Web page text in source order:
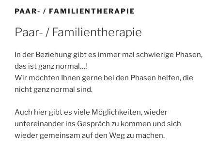
PAAR- / FAMILIENTHERAPIE
Paar- / Familientherapie
In der Beziehung gibt es immer mal schwierige Phasen,
das ist ganz normal…!
Wir möchten Ihnen gerne bei den Phasen helfen, die
nicht ganz normal sind.
Auch hier gibt es viele Möglichkeiten, wieder
untereinander ins Gespräch zu kommen und sich
wieder gemeinsam auf den Weg zu machen.